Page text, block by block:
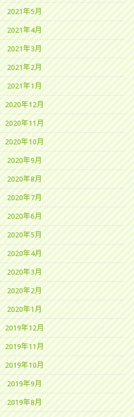
2021年5月
2021年4月
2021年3月
2021年2月
2021年1月
2020年12月
2020年11月
2020年10月
2020年9月
2020年8月
2020年7月
2020年6月
2020年5月
2020年4月
2020年3月
2020年2月
2020年1月
2019年12月
2019年11月
2019年10月
2019年9月
2019年8月